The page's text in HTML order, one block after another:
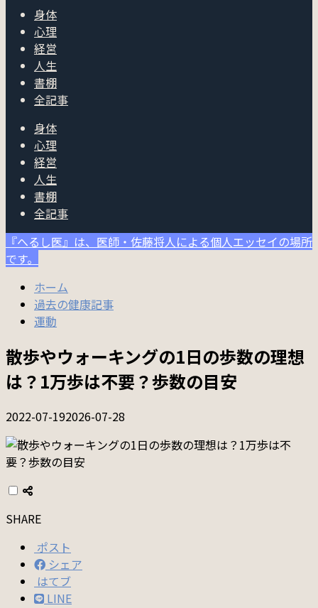
身体
心理
経営
人生
書棚
全記事
身体
心理
経営
人生
書棚
全記事
『へるし医』は、医師・佐藤将人による個人エッセイの場所
です。
ホーム
過去の健康記事
運動
散歩やウォーキングの1日の歩数の理想
は？1万歩は不要？歩数の目安
2022-07-192026-07-28
SHARE
ポスト
シェア
はてブ
LINE